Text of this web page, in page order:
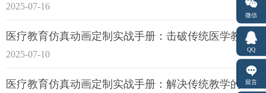
2025-07-16
医疗教育仿真动画定制实战手册：击破传统医学教育7大痛点
2025-07-10
医疗教育仿真动画定制实战手册：解决传统教学的7大痛点
微信
QQ
留言